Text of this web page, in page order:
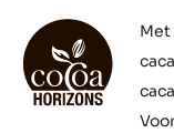
Met